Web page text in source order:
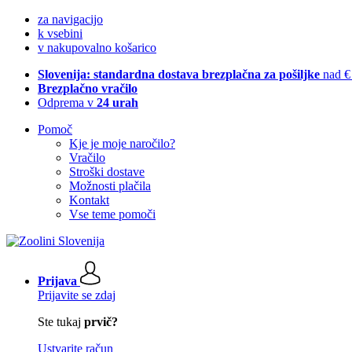
za navigacijo
k vsebini
v nakupovalno košarico
Slovenija: standardna dostava brezplačna za pošiljke nad
Brezplačno vračilo
Odprema v 24 urah
Pomoč
Kje je moje naročilo?
Vračilo
Stroški dostave
Možnosti plačila
Kontakt
Vse teme pomoči
Prijava
Prijavite se zdaj
Ste tukaj prvič?
Ustvarite račun